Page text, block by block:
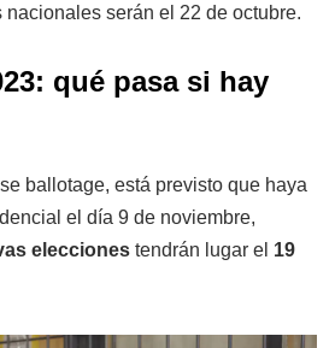
nacionales serán el 22 de octubre.
qué pasa si hay
ballotage, está previsto que haya
el día 9 de noviembre,
elecciones tendrán lugar el 19